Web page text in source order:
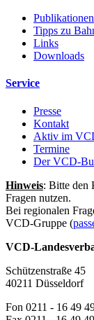
Publikationen
Tipps zu
Links
Downloads
Service
Presse
Kontakt
Aktiv im
Termine
Der VCD-
Hinweis: Bitte den
Fragen nutzen.
Bei regionalen
VCD-Gruppe (
VCD-
Schützenstraße 45
40211 Düsseldorf
Fon 0211 - 16 49